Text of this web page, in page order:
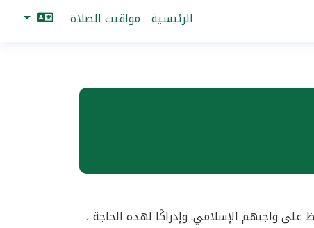
الرئيسية مواقيت الصلاة
واجبهم الإسلامي. وإدراكًا لهذه الحاجة ،